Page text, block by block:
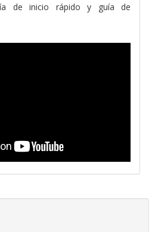
de inicio rápido y guía de